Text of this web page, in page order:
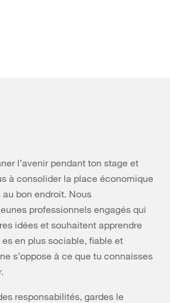
l’avenir pendant ton stage et
à consolider la place économique
bon endroit. Nous
professionnels engagés qui
idées et souhaitent apprendre
en plus sociable, fiable et
s’oppose à ce que tu connaisses
responsabilités, gardes le